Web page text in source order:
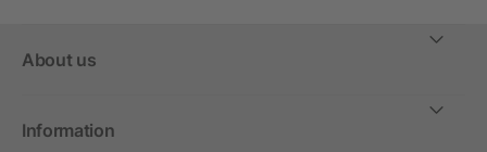
About us
Information